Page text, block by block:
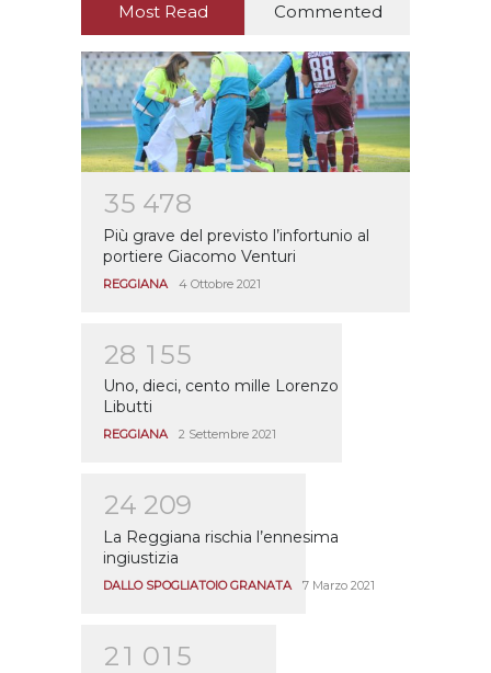
Most Read Commented
35 478
Più grave del previsto l’infortunio al
portiere Giacomo Venturi
REGGIANA 4 Ottobre 2021
28 1 55
Uno, dieci, cento mille Lorenzo
Libutti
REGGIANA 2 Settembre 2021
24 209
La Reggiana rischia l’ennesima
ingiustizia
DALLO SPOGLIATOIO GRANATA 7 Marzo 2021
21 01 5